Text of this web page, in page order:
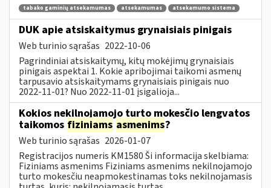
tabako gaminių atsekamumas atsekamumas atsekamumo sistema
DUK apie atsiskaitymus grynaisiais pinigais
Web turinio sąrašas 2022-10-06
Pagrindiniai atsiskaitymų, kitų mokėjimų grynaisiais
pinigais aspektai 1. Kokie apribojimai taikomi asmenų
tarpusavio atsiskaitymams grynaisiais pinigais nuo
2022-11-01? Nuo 2022-11-01 įsigalioja...
Kokios nekilnojamojo turto mokesčio lengvatos
taikomos fiziniams asmenims?
Web turinio sąrašas 2026-01-07
Registracijos numeris KM1580 Ši informacija skelbiama:
Fiziniams asmenims Fiziniams asmenims nekilnojamojo
turto mokesčiu neapmokestinamas toks nekilnojamasis